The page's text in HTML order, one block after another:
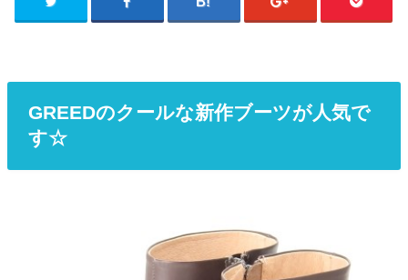
GREEDのクールな新作ブーツが人気で
す☆